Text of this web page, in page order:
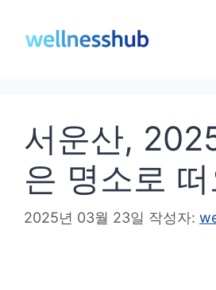
서운산,
은 명소로
2025년 03월 23일 작성자: